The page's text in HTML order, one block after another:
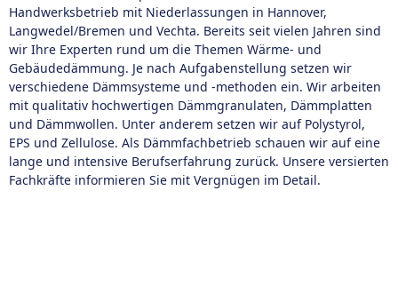
Handwerksbetrieb mit Niederlassungen in Hannover,
Langwedel/Bremen und Vechta. Bereits seit vielen Jahren sind
wir Ihre Experten rund um die Themen Wärme- und
Gebäudedämmung. Je nach Aufgabenstellung setzen wir
verschiedene Dämmsysteme und -methoden ein. Wir arbeiten
mit qualitativ hochwertigen Dämmgranulaten, Dämmplatten
und Dämmwollen. Unter anderem setzen wir auf Polystyrol,
EPS und Zellulose. Als Dämmfachbetrieb schauen wir auf eine
lange und intensive Berufserfahrung zurück. Unsere versierten
Fachkräfte informieren Sie mit Vergnügen im Detail.